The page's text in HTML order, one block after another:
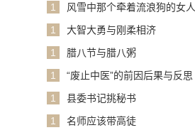
1
风雪中那个牵着流浪狗的女人
1
大智大勇与刚柔相济
1
腊八节与腊八粥
1
“废止中医”的前因后果与反思
1
县委书记挑秘书
1
名师应该带高徒